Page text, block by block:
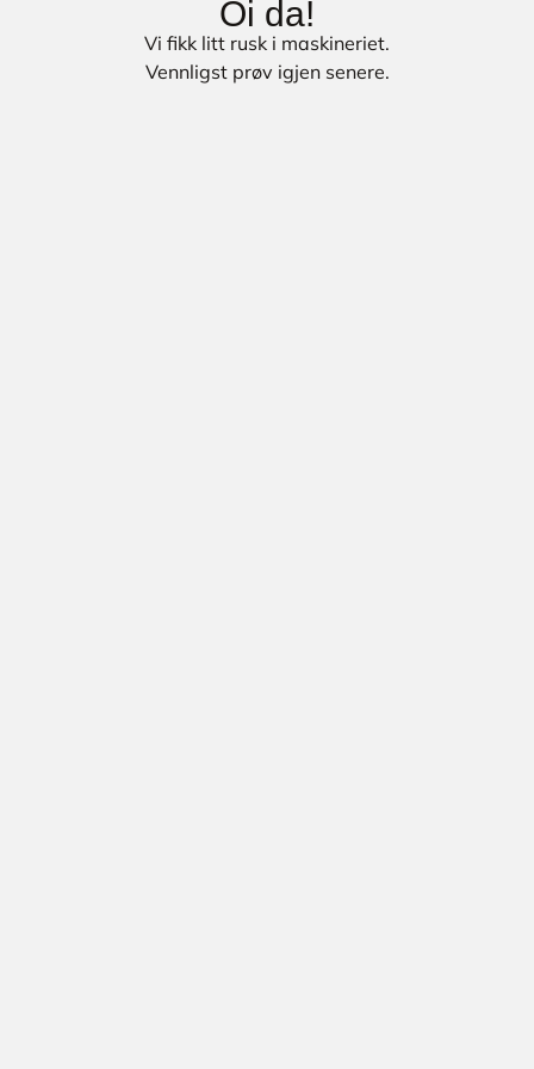
Oi da!
Vi fikk litt rusk i maskineriet.
Vennligst prøv igjen senere.